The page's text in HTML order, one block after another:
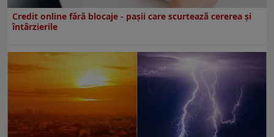
Credit online fără blocaje - pașii care scurtează cererea și
întârzierile